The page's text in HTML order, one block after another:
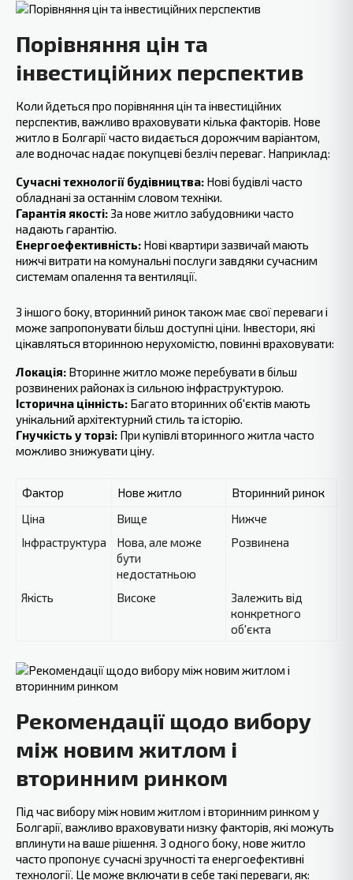
Порівняння цін та
інвестиційних перспектив
Коли йдеться про порівняння цін та інвестиційних
перспектив, важливо‍ враховувати кілька факторів. Нове
житло в Болгарії часто видається дорожчим варіантом,
але водночас надає покупцеві безліч переваг. Наприклад:
Сучасні технології будівництва: Нові будівлі часто
обладнані за останнім словом техніки.
Гарантія якості: За нове житло забудовники часто
надають гарантію.
Енергоефективність: Нові квартири зазвичай мають
нижчі витрати на комунальні послуги завдяки сучасним
системам опалення та вентиляції.
З іншого боку, вторинний ринок також має свої переваги і
може запропонувати більш доступні ціни. Інвестори, які
цікавляться вторинною нерухомістю, повинні враховувати:
Локація: Вторинне житло може перебувати ‍в більш
розвинених районах із сильною інфраструктурою.
Історична цінність: Багато вторинних об'єктів мають
унікальний архітектурний стиль‍ та історію.
Гнучкість у торзі: При купівлі вторинного житла часто
можливо знижувати ціну.
Фактор Нове житло
Вторинний ринок
Ціна
Вище
Нижче
Інфраструктура
Нова, але може
бути
недостатньою
Розвинена
Якість Високе
Залежить від
конкретного
об'єкта
Рекомендації щодо вибору
між новим житлом і
вторинним ринком
Під час вибору між новим житлом і вторинним ринком у
Болгарії, важливо враховувати низку факторів, які можуть
вплинути на ваше рішення. З одного боку, нове житло
часто пропонує сучасні зручності та енергоефективні
технології. Це може включати в себе такі переваги, як: